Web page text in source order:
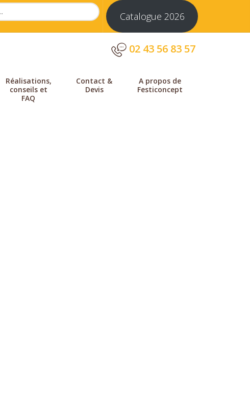
Catalogue 2026
02 43 56 83 57
Réalisations,
conseils et
FAQ
Contact &
Devis
A propos de
Festiconcept